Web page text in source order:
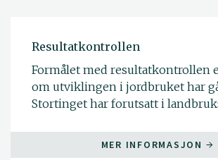
Resultatkontrollen
Formålet med resultatkontrollen
om utviklingen i jordbruket har
Stortinget har forutsatt i
MER INFORMASJON